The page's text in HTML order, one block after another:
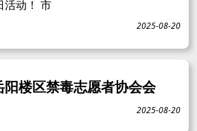
活动！ 市
2025-08-20
楼区禁毒志愿者协会会
2025-08-20